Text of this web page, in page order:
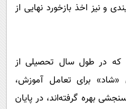
و نیز اخذ بازخورد نهایی از
که در طول سال تحصیلی از
برای تعامل آموزش،
بهره گرفته‌اند، در پایان